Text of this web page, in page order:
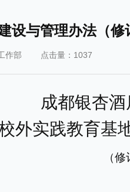
设与管理办法（修
作部 点击量：1037
成都银杏
外实践教育基
（修